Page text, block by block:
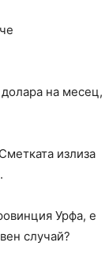
на месец,
излиза
Урфа, е
случай?